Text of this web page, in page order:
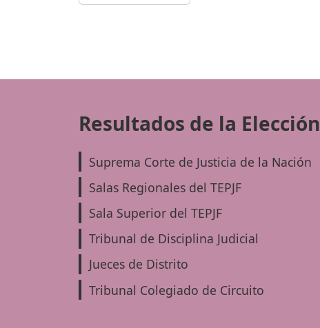
Resultados de la Elección
Suprema Corte de Justicia de la Nación
Salas Regionales del TEPJF
Sala Superior del TEPJF
Tribunal de Disciplina Judicial
Jueces de Distrito
Tribunal Colegiado de Circuito